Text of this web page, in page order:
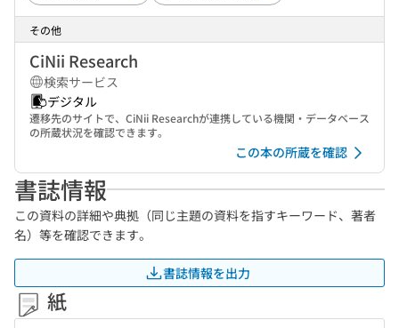
その他
CiNii Research
検索サービス
デジタル
遷移先のサイトで、CiNii Researchが連携している機関・データベース
の所蔵状況を確認できます。
この本の所蔵を確認
書誌情報
この資料の詳細や典拠（同じ主題の資料を指すキーワード、著者
名）等を確認できます。
書誌情報を出力
紙